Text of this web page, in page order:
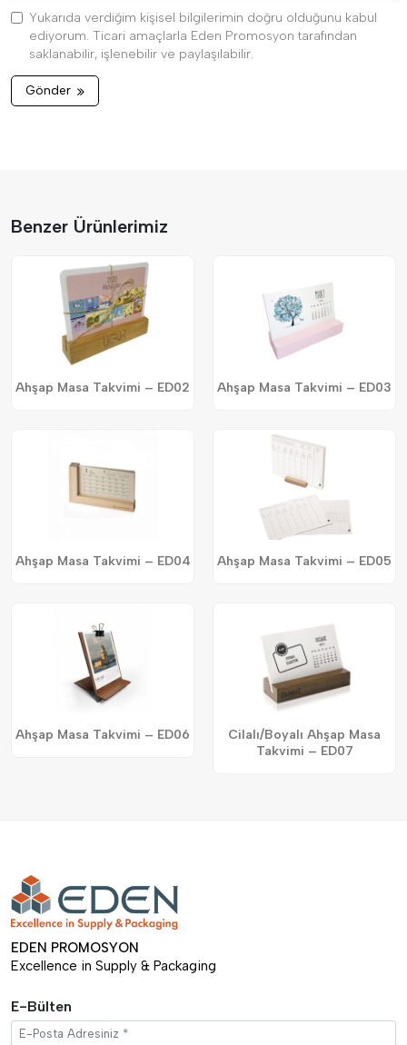
Yukarıda verdiğim kişisel bilgilerimin doğru olduğunu kabul
ediyorum. Ticari amaçlarla Eden Promosyon tarafından
saklanabilir, işlenebilir ve paylaşılabilir.
Gönder
Benzer Ürünlerimiz
Ahşap Masa Takvimi – ED02 Ahşap Masa Takvimi – ED03
Ahşap Masa Takvimi – ED04 Ahşap Masa Takvimi – ED05
Ahşap Masa Takvimi – ED06
Cilalı/Boyalı Ahşap Masa
Takvimi – ED07
EDEN PROMOSYON
Excellence in Supply & Packaging
E-Bülten